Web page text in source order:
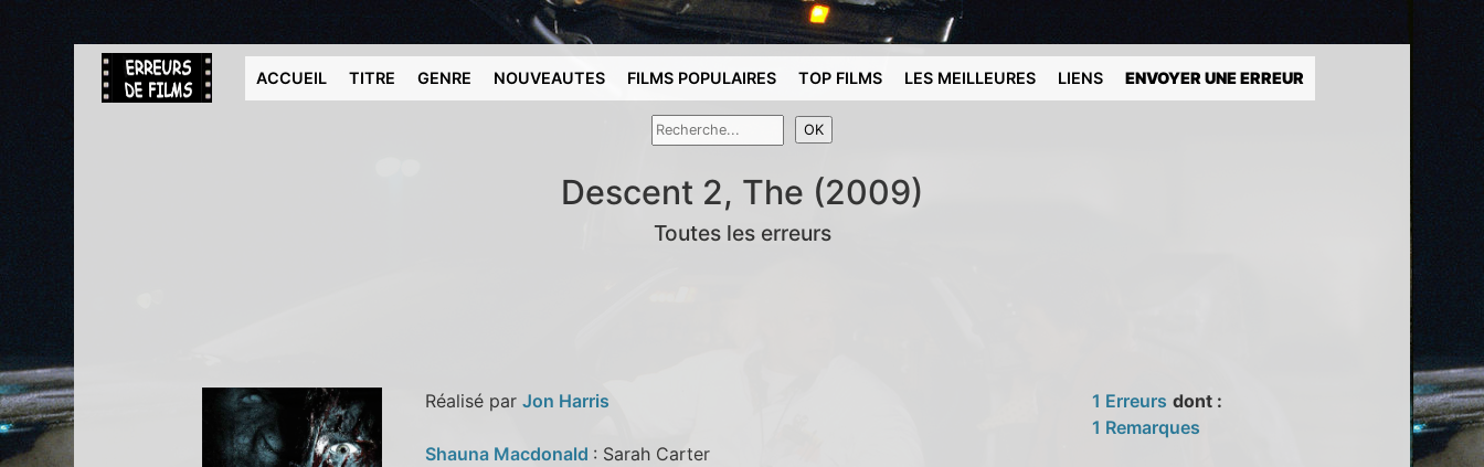
ACCUEIL TITRE GENRE NOUVEAUTES FILMS POPULAIRES TOP FILMS LES MEILLEURES LIENS ENVOYER UNE ERREUR
Descent 2, The (2009)
Toutes les erreurs
Réalisé par Jon Harris
Shauna Macdonald : Sarah Carter
1 Erreurs dont :
1 Remarques